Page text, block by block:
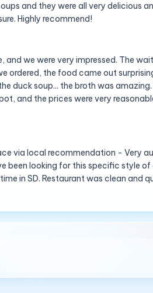
and they were all very delicious
Highly recommend!
we were very impressed. The
ordered, the food came out
duck soup... the broth was
and the prices were very
via local recommendation - Very
been looking for this specific style
in SD. Restaurant was clean and